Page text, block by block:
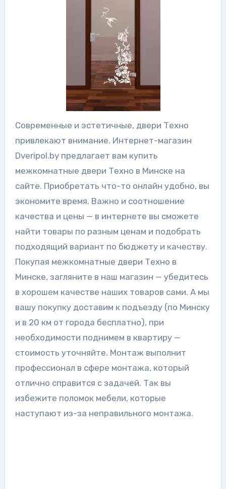
Современные и эстетичные, двери Техно
привлекают внимание. Интернет-магазин
Dveripol.by предлагает вам купить
межкомнатные двери Техно в Минске на
сайте. Приобретать что-то онлайн удобно, вы
экономите время. Важно и соотношение
качества и цены — в интернете вы сможете
найти товары по разным ценам и подобрать
подходящий вариант по бюджету и качеству.
Покупая межкомнатные двери Техно в
Минске, загляните в наш магазин — убедитесь
в хорошем качестве наших товаров сами. А мы
вашу покупку доставим к подъезду (по Минску
и в 20 км от города бесплатно), при
необходимости поднимем в квартиру —
стоимость уточняйте. Монтаж выполнит
профессионал в сфере монтажа, который
отлично справится с задачей. Так вы
избежите поломок мебели, которые
наступают из-за неправильного монтажа.